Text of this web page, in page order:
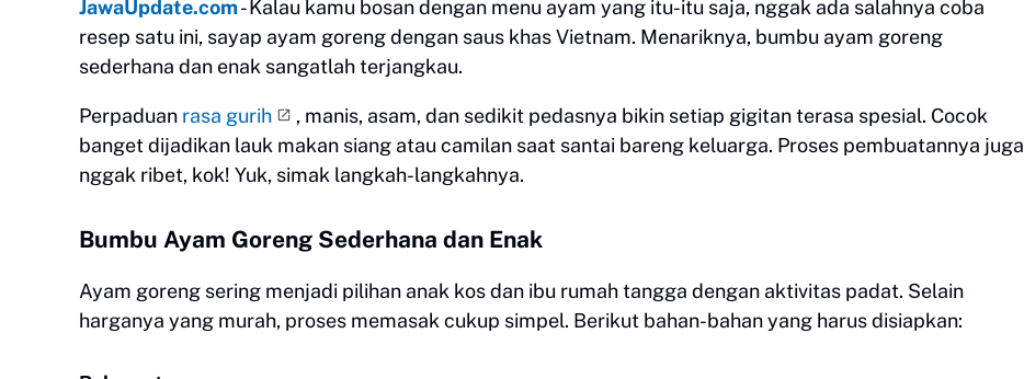
JawaUpdate.com- Kalau kamu bosan dengan menu ayam yang itu-itu saja, nggak ada salahnya coba
resep satu ini, sayap ayam goreng dengan saus khas Vietnam. Menariknya, bumbu ayam goreng
sederhana dan enak sangatlah terjangkau.
Perpaduan rasa gurih
, manis, asam, dan sedikit pedasnya bikin setiap gigitan terasa spesial. Cocok
banget dijadikan lauk makan siang atau camilan saat santai bareng keluarga. Proses pembuatannya juga
nggak ribet, kok! Yuk, simak langkah-langkahnya.
Bumbu Ayam Goreng Sederhana dan Enak
Ayam goreng sering menjadi pilihan anak kos dan ibu rumah tangga dengan aktivitas padat. Selain
harganya yang murah, proses memasak cukup simpel. Berikut bahan-bahan yang harus disiapkan: